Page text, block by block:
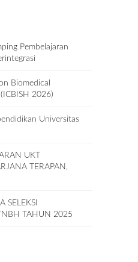
Pembelajaran
Biomedical
2026)
Universitas
UKT
TERAPAN,
SELEKSI
TAHUN 2025